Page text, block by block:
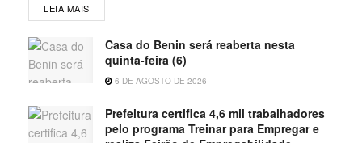
LEIA MAIS
Casa do Benin será reaberta nesta
quinta-feira (6)
6 DE AGOSTO DE 2026
Prefeitura certifica 4,6 mil trabalhadores
pelo programa Treinar para Empregar e